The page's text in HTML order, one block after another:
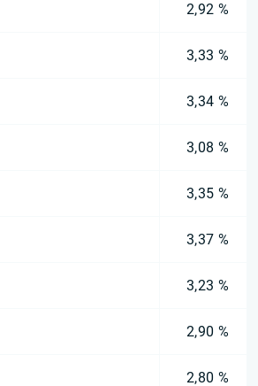
2,92 %
3,33 %
3,34 %
3,08 %
3,35 %
3,37 %
3,23 %
2,90 %
2,80 %